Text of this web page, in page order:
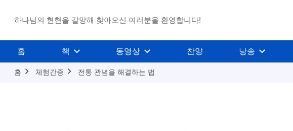
하나님의 현현을 갈망해 찾아오신 여러분을 환영합니다!
홈 책 동영상 찬양 낭송
홈 체험간증 전통 관념을 해결하는 법